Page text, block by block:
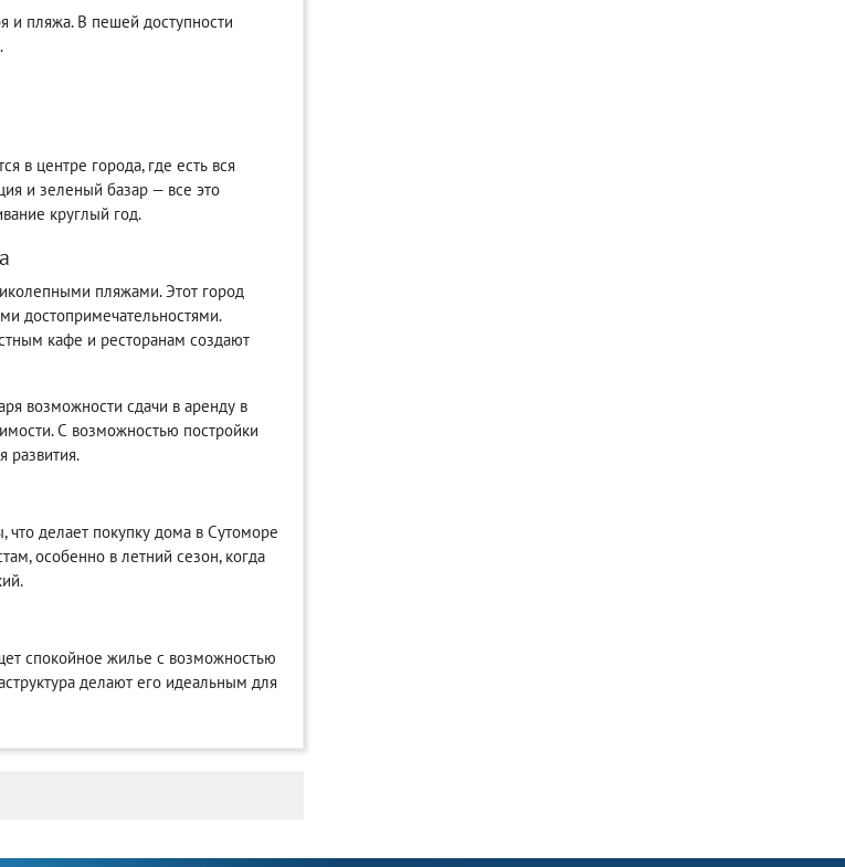
и пляжа. В пешей доступности
в центре города, где есть вся
и зеленый базар — все это
круглый год.
пляжами. Этот город
достопримечательностями.
кафе и ресторанам создают
возможности сдачи в аренду в
С возможностью постройки
развития.
делает покупку дома в Сутоморе
особенно в летний сезон, когда
спокойное жилье с возможностью
делают его идеальным для